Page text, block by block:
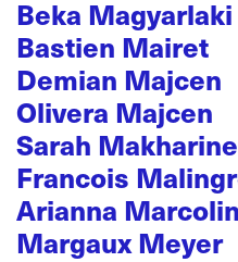
Beka Magyarlaki
Bastien Mairet
Demian Majcen
Olivera Majcen
Sarah Makharine
Francois
Arianna Marcolin
Margaux Meyer